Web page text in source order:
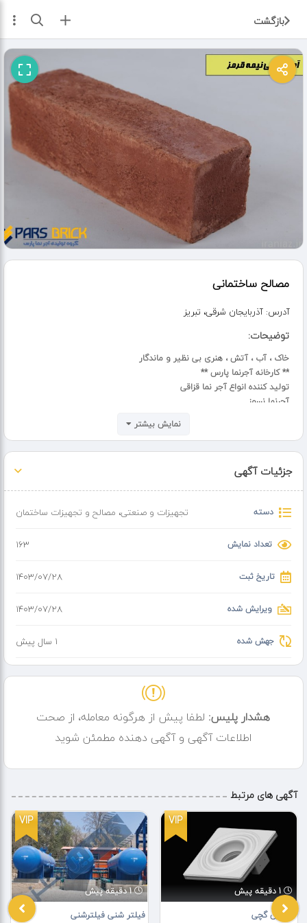
بازگشت ثبت آگهی
مصالح ساختمانی
آدرس: آذربایجان شرقی، تبریز
توضیحات:
خاک ، آب ، آتش ، هنری بی نظیر و ماندگار
** کارخانه آجرنما پارس **
تولید کننده انواع آجر نما قزاقی
آجرنما نسوز
????+989122252026
☎️+982122642935
باعث افتخار است که شما هم جزء مشتریان خوب ما باشید
https //www.ajorpars.com
https //www.instagram.com/ajornama.pars
نمایش بیشتر
جزئیات آگهی
دسته تجهیزات و صنعتی، مصالح و تجهیزات ساختمان
تعداد نمایش 163
تاریخ ثبت ۱۴۰۳/۰۷/۲۸
ویرایش شده ۱۴۰۳/۰۷/۲۸
جهش شده 1 سال پیش
هشدار پلیس: لطفا پیش از هرگونه معامله، از صحت
اطلاعات آگهی و آگهی دهنده مطمئن شوید
آگهی های مرتبط
VIP
1 دقیقه پیش
فیلتر شنی فیلترشنی
VIP
1 دقیقه پیش
هالوژن گچی